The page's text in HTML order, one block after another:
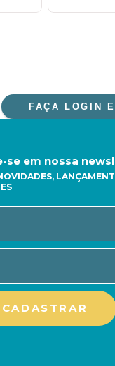
FAÇA LOGIN
se em nossa